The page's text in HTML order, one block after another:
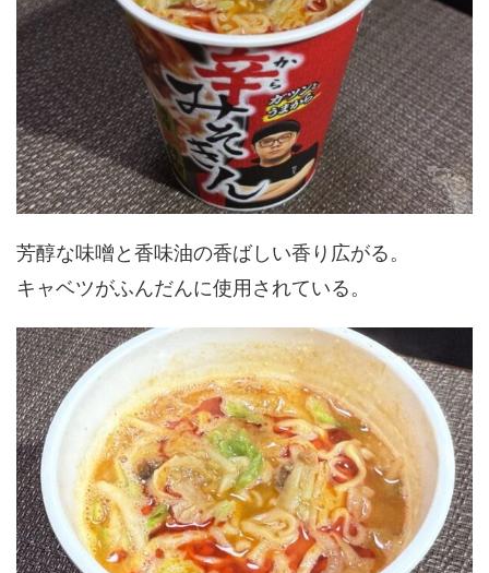
芳醇な味噌と香味油の香ばしい香り広がる。
キャベツがふんだんに使用されている。